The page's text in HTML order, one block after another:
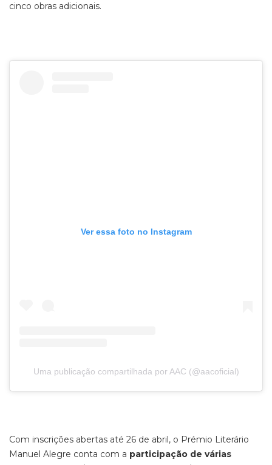
cinco obras adicionais.
Ver essa foto no Instagram
Uma publicação compartilhada por AAC (@aacoficial)
Com inscrições abertas até 26 de abril, o Prémio Literário
Manuel Alegre conta com a participação de várias